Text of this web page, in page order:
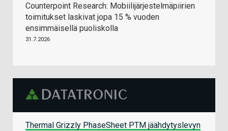
Counterpoint Research: Mobiilijärjestelmäpiirien
toimitukset laskivat jopa 15 % vuoden
ensimmäisellä puoliskolla
31.7.2026
Thermal Grizzly PhaseSheet PTM jäähdytyslevyn